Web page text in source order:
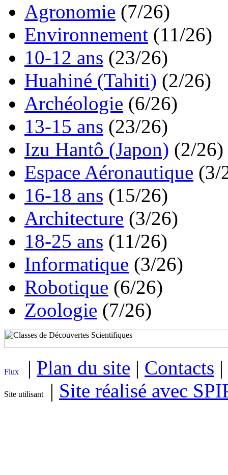
Agronomie (7/26)
Environnement (11/26)
10-12 ans (23/26)
Huahiné (Tahiti) (2/26)
Archéologie (6/26)
13-15 ans (23/26)
Izu Hantô (Japon) (2/26)
Espace Aéronautique (3/
16-18 ans (15/26)
Architecture (3/26)
18-25 ans (11/26)
Informatique (3/26)
Robotique (6/26)
Zoologie (7/26)
| Plan du site | Contacts |
| Site réalisé avec